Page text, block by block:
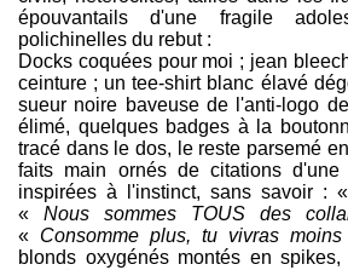
épouvantails d'une fragile
polichinelles du rebut :
Docks coquées pour moi ; jean
ceinture ; un tee-shirt blanc élavé
sueur noire baveuse de l'anti-logo
élimé, quelques badges à la
tracé dans le dos, le reste parsemé
faits main ornés de citations d'une
inspirées à l'instinct, sans savoir : «
« Nous sommes TOUS des
« Consomme plus, tu vivras moins
blonds oxygénés montés en